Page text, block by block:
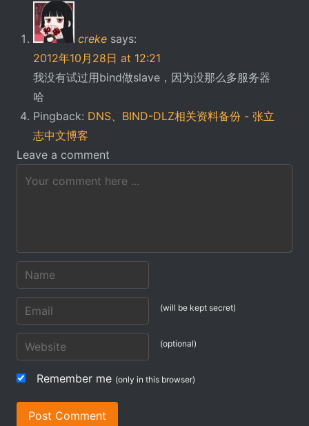
creke says:
2012年10月28日 at 12:21
我没有试过用bind做slave，因为没那么多服务器
哈
Pingback: DNS、BIND-DLZ相关资料备份 - 张立
志中文博客
Leave a comment
(will be kept secret)
(optional)
Remember me (only in this browser)
Post Comment